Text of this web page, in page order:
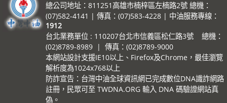
總公司地址：811251高雄市楠梓區左楠路2號 總機：
(07)582-4141 | 傳真：(07)583-4228 | 中油服務專線：
1912
台北業務單位 : 110207台北市信義區松仁路3號 總機：
(02)8789-8989 | 傳真：(02)8789-9000
本網站設計支援IE10以上、Firefox及Chrome，最佳瀏覽
解析度為1024x768以上
防詐宣告：台灣中油全球資訊網已完成數位DNA識詐網路
註冊，民眾可至 TWDNA.ORG 輸入 DNA 碼驗證網站真
偽。